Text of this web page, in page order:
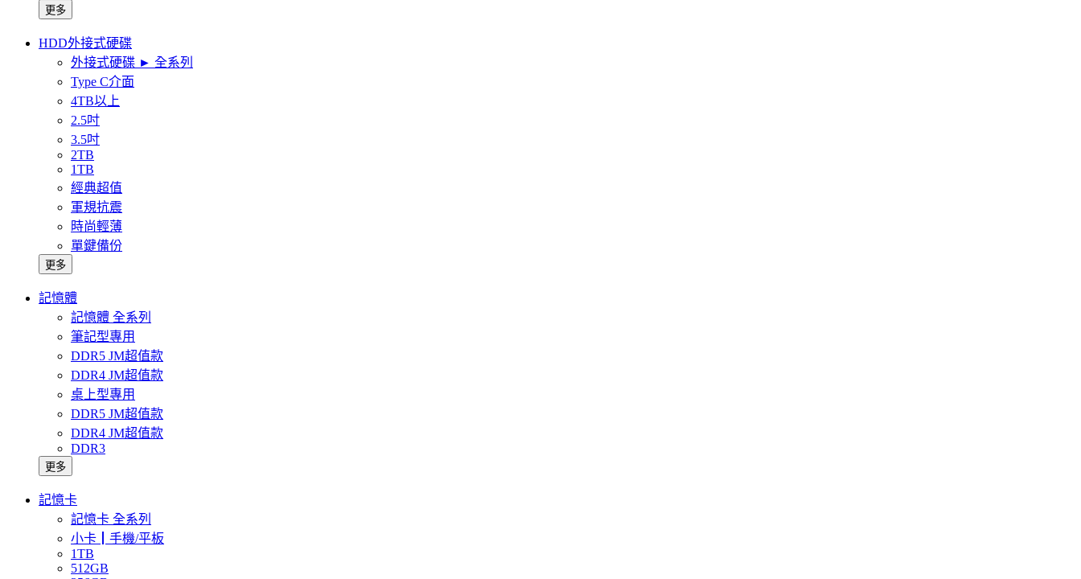
更多
HDD外接式硬碟
外接式硬碟 ► 全系列
Type C介面
4TB以上
2.5吋
3.5吋
2TB
1TB
經典超值
軍規抗震
時尚輕薄
單鍵備份
更多
記憶體
記憶體 全系列
筆記型專用
DDR5 JM超值款
DDR4 JM超值款
桌上型專用
DDR5 JM超值款
DDR4 JM超值款
DDR3
更多
記憶卡
記憶卡 全系列
小卡┃手機/平板
1TB
512GB